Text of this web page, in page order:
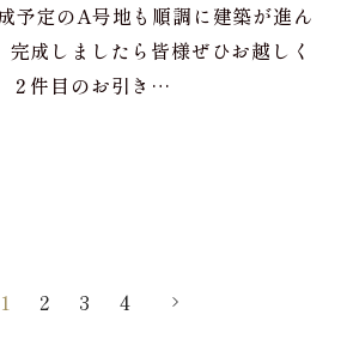
予定のA号地も順調に建築が進ん
成しましたら皆様ぜひお越しく
２件目のお引き…
1 2 3 4